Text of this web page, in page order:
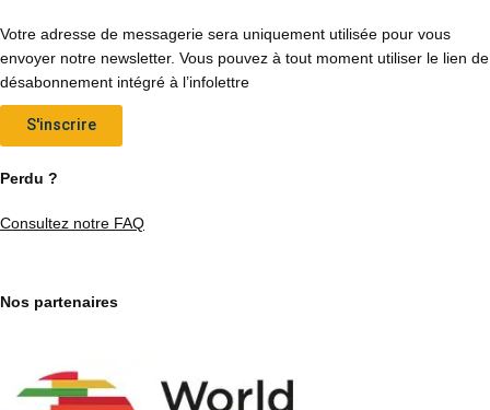
Votre adresse de messagerie sera uniquement utilisée pour vous
envoyer notre newsletter. Vous pouvez à tout moment utiliser le lien de
désabonnement intégré à l’infolettre
S'inscrire
Perdu ?
Consultez notre FAQ
Nos partenaires